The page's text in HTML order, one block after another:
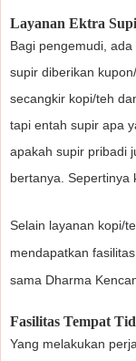
Layanan Ektra
Bagi pengemudi,
supir diberikan
secangkir kopi/teh
tapi entah supir apa
apakah supir pribadi
bertanya. Sepertinya
Selain layanan kopi/
mendapatkan
sama Dharma
Fasilitas Tempat
Yang melakukan